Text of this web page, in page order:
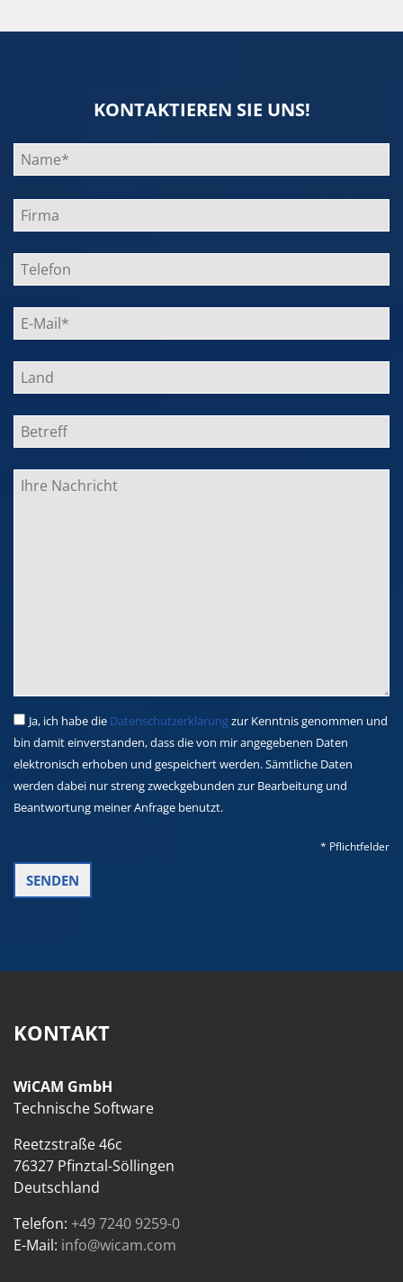
KONTAKTIEREN SIE UNS!
Bitte
lasse
dieses
Feld
leer.
Ja, ich habe die Datenschutzerklärungzur Kenntnis genommen und
bin damit einverstanden, dass die von mir angegebenen Daten
elektronisch erhoben und gespeichert werden. Sämtliche Daten
werden dabei nur streng zweckgebunden zur Bearbeitung und
Beantwortung meiner Anfrage benutzt.
* Pflichtfelder
KONTAKT
WiCAM GmbH
Technische Software
Reetzstraße 46c
76327 Pfinztal-Söllingen
Deutschland
Telefon: +49 7240 9259-0
E-Mail: info@wicam.com